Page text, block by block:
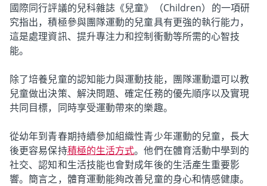
國際同行評議的兒科雜誌《兒童》（Children）的一項研
究指出，積極參與團隊運動的兒童具有更強的執行能力，
這是處理資訊、提升專注力和控制衝動等所需的心智技
能。
除了培養兒童的認知能力與運動技能，團隊運動還可以教
兒童做出決策、解決問題、確定任務的優先順序以及實現
共同目標，同時享受運動帶來的樂趣。
從幼年到青春期持續參加組織性青少年運動的兒童，長大
後更容易保持積極的生活方式。他們在體育活動中學到的
社交、認知和生活技能也會對成年後的生活產生重要影
響。簡言之，體育運動能夠改善兒童的身心和情感健康。